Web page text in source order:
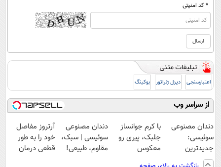
* کد امنیتی
اعتبارسنجی دیزل ژنراتور بوکینگ
از سراسر وب
دندان مصنوعی
سوئیسی:
جدیدترین
فناوری اروپا،
با کرم جوانساز
جلبک، پیری رو
معکوس
دندان مصنوعی
سوئیسی | سبک،
مقاوم، طبیعی!
آرتروز مفاصل
خود را به طور
قطعی درمان